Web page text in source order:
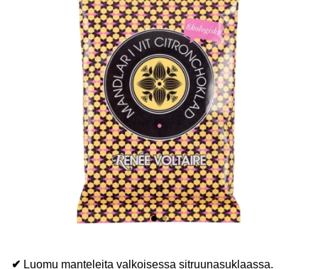
✔ Luomu manteleita valkoisessa sitruunasuklaassa.